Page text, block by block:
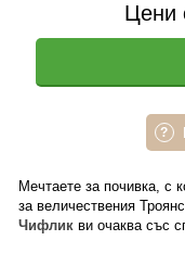
Цени
Мечтаете за почивка, с
за величествения
Чифлик ви очаква със